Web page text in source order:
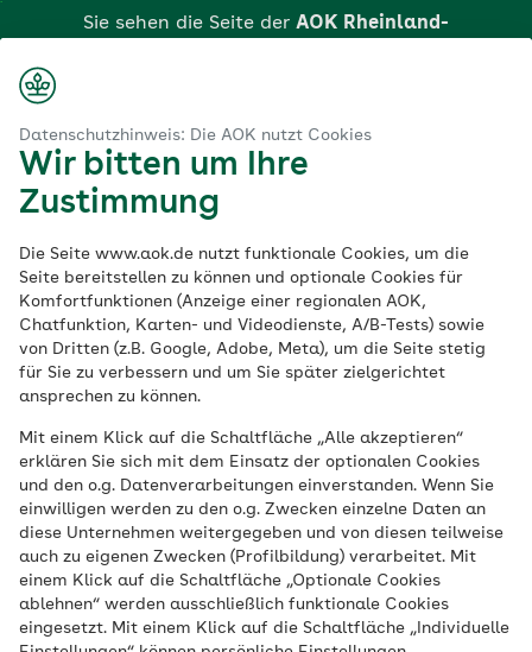
Datenschutzhinweis: Die AOK nutzt Cookies
Wir bitten um Ihre
Zustimmung
Die Seite www.aok.de nutzt funktionale Cookies, um die
Seite bereitstellen zu können und optionale Cookies für
Komfortfunktionen (Anzeige einer regionalen AOK,
Chatfunktion, Karten- und Videodienste, A/B-Tests) sowie
von Dritten (z.B. Google, Adobe, Meta), um die Seite stetig
für Sie zu verbessern und um Sie später zielgerichtet
ansprechen zu können.
Mit einem Klick auf die Schaltfläche „Alle akzeptieren“
erklären Sie sich mit dem Einsatz der optionalen Cookies
und den o.g. Datenverarbeitungen einverstanden. Wenn Sie
einwilligen werden zu den o.g. Zwecken einzelne Daten an
diese Unternehmen weitergegeben und von diesen teilweise
auch zu eigenen Zwecken (Profilbildung) verarbeitet. Mit
einem Klick auf die Schaltfläche „Optionale Cookies
ablehnen“ werden ausschließlich funktionale Cookies
eingesetzt. Mit einem Klick auf die Schaltfläche „Individuelle
Hauptinhalt
springen
Sie sehen die Seite der AOK Rheinland-
Login
Klicken Sie hier, wenn Sie zu einer anderen AOK
wechseln möchten.
Selbständig. Sicher.
Zu Hause.
Mit dem Betreuungsprogramm patego
steht Ihnen die AOK Rheinland/Pfalz-
Saarland dabei zur Seite.